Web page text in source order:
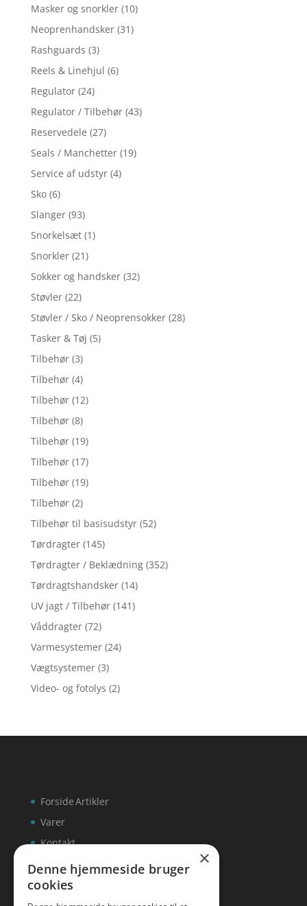
Masker og snorkler (10)
Neoprenhandsker (31)
Rashguards (3)
Reels & Linehjul (6)
Regulator (24)
Regulator / Tilbehør (43)
Reservedele (27)
Seals / Manchetter (19)
Service af udstyr (4)
Sko (6)
Slanger (93)
Snorkelsæt (1)
Snorkler (21)
Sokker og handsker (32)
Støvler (22)
Støvler / Sko / Neoprensokker (28)
Tasker & Tøj (5)
Tilbehør (3)
Tilbehør (4)
Tilbehør (12)
Tilbehør (8)
Tilbehør (19)
Tilbehør (17)
Tilbehør (19)
Tilbehør (2)
Tilbehør til basisudstyr (52)
Tørdragter (145)
Tørdragter / Beklædning (352)
Tørdragtshandsker (14)
UV jagt / Tilbehør (141)
Våddragter (72)
Varmesystemer (24)
Vægtsystemer (3)
Video- og fotolys (2)
Forside
Varer
Kontakt
Artikler
×
Denne hjemmeside bruger
cookies